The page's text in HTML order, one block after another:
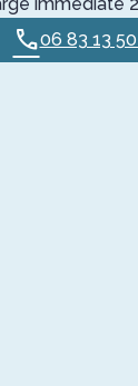
06 83 13